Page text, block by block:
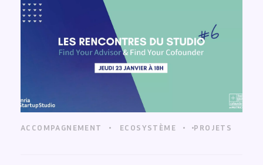
ACCOMPAGNEMENT ECOSYSTÈME PROJETS